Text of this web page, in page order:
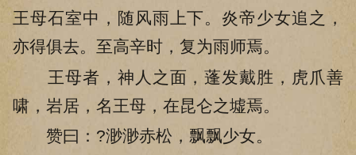
王母石室中，随风雨上下。炎帝少女追之，
亦得俱去。至高辛时，复为雨师焉。
王母者，神人之面，蓬发戴胜，虎爪善
啸，岩居，名王母，在昆仑之墟焉。
赞曰：?渺渺赤松，飘飘少女。